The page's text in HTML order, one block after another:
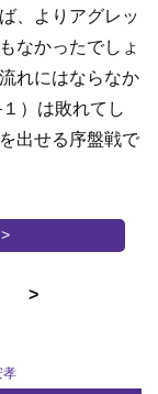
、よりアグレッ
なかったでしょ
れにはならなか
）は敗れてし
出せる序盤戦で
孝